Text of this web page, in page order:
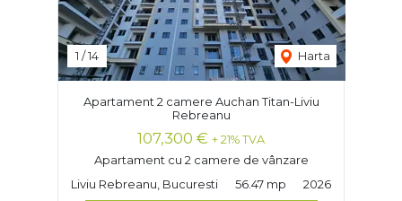
1 /14 Harta
Apartament 2 camere Auchan Titan-Liviu
Rebreanu
107,300 € + 21% TVA
Apartament cu 2 camere de vânzare
Liviu Rebreanu, Bucuresti
56.47 mp 2026